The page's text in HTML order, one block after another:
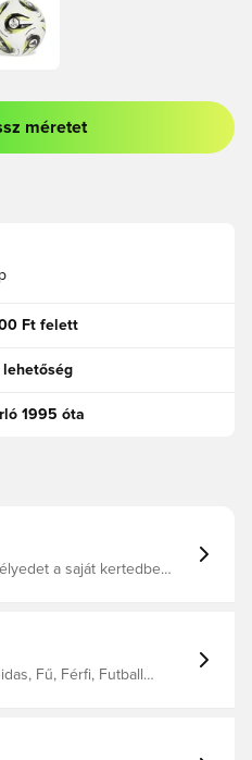
vagy a tagként való
méretet
Ft felett
1995 óta
a saját kertedbe
ellenálló butil belsővel
Fű, Férfi, Futball